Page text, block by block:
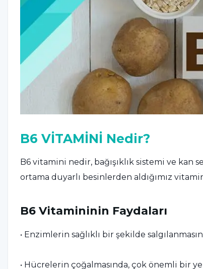
B6 VİTAMİNİ Nedir?
B6 vitamini nedir, bağışıklık sistemi ve kan
ortama duyarlı besinlerden aldığımız
B6 Vitamininin Faydaları
• Enzimlerin sağlıklı bir şekilde
• Hücrelerin çoğalmasında, çok önemli bir